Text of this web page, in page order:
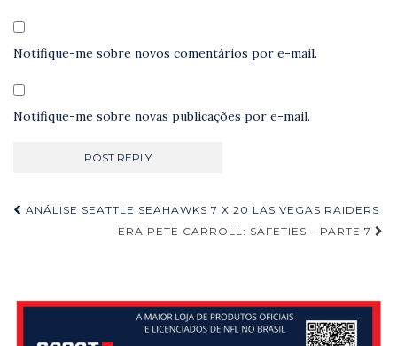
Notifique-me sobre novos comentários por e-mail.
Notifique-me sobre novas publicações por e-mail.
Navegação
ANÁLISE SEATTLE SEAHAWKS 7 X 20 LAS VEGAS RAIDERS
ERA PETE CARROLL: SAFETIES – PARTE 7